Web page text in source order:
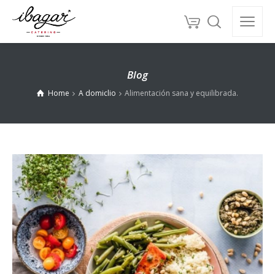
Blog
Home A domiclio Alimentación sana y equilibrada.